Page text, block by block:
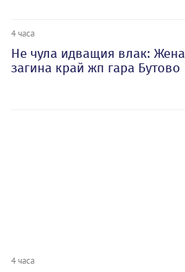
4 часа
Не чула идващия влак: Жена
загина край жп гара Бутово
4 часа